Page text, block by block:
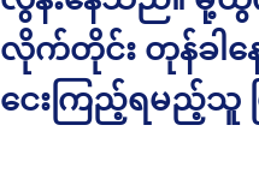
လိုက်တိုင်း တုန်ခါန
ငေးကြည့်ရမည့်သူ